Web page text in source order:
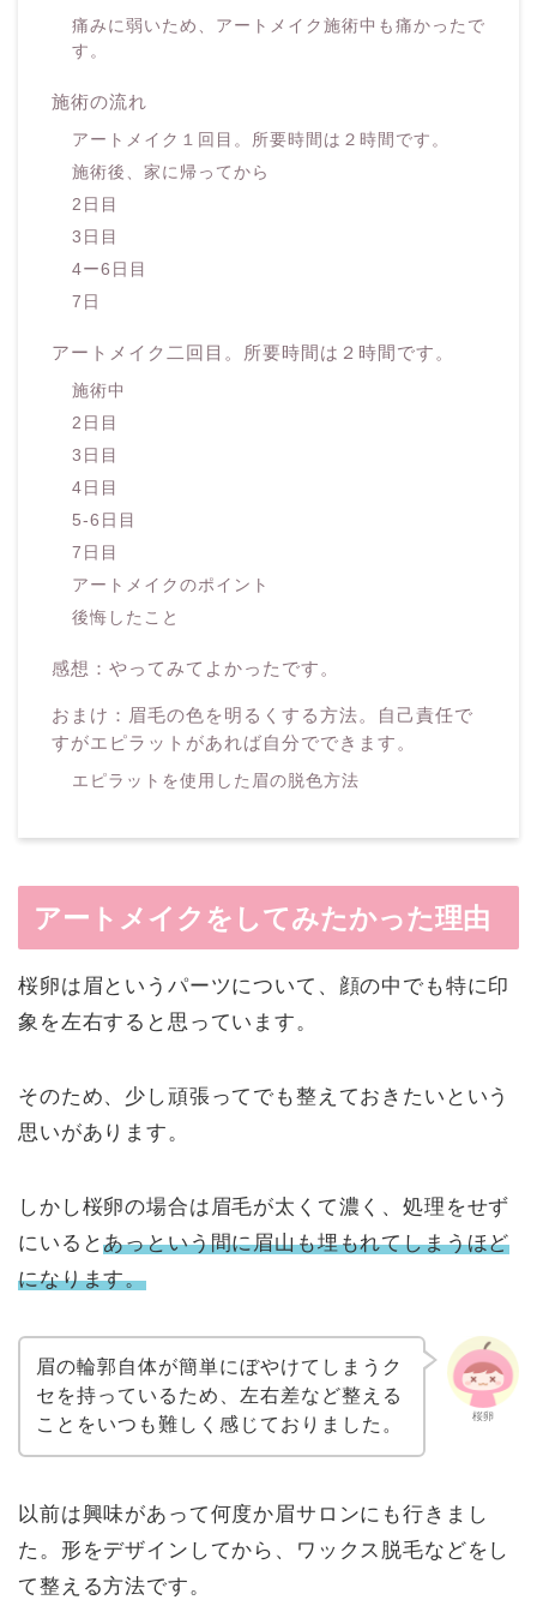
痛みに弱いため、アートメイク施術中も痛かったで
す。
施術の流れ
アートメイク１回目。所要時間は２時間です。
施術後、家に帰ってから
2日目
3日目
4ー6日目
7日
アートメイク二回目。所要時間は２時間です。
施術中
2日目
3日目
4日目
5-6日目
7日目
アートメイクのポイント
後悔したこと
感想：やってみてよかったです。
おまけ：眉毛の色を明るくする方法。自己責任で
すがエピラットがあれば自分でできます。
エピラットを使用した眉の脱色方法
アートメイクをしてみたかった理由
桜卵は眉というパーツについて、顔の中でも特に印
象を左右すると思っています。
そのため、少し頑張ってでも整えておきたいという
思いがあります。
しかし桜卵の場合は眉毛が太くて濃く、処理をせず
にいるとあっという間に眉山も埋もれてしまうほど
になります。
桜卵
眉の輪郭自体が簡単にぼやけてしまうク
セを持っているため、左右差など整える
ことをいつも難しく感じておりました。
以前は興味があって何度か眉サロンにも行きまし
た。形をデザインしてから、ワックス脱毛などをし
て整える方法です。